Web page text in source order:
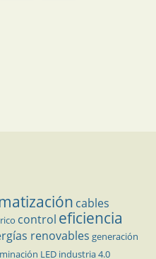
cables
control eficiencia
renovables generación
LED industria 4.0